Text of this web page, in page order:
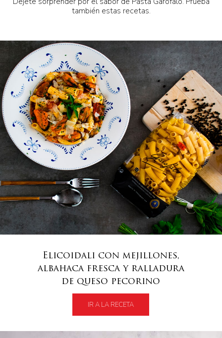
también estas recetas.
Elicoidali con mejillones,
albahaca fresca y ralladura
de queso pecorino
IR A LA RECETA